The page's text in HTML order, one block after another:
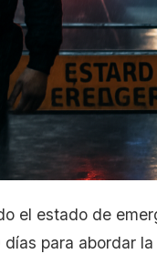
el estado de
para abordar